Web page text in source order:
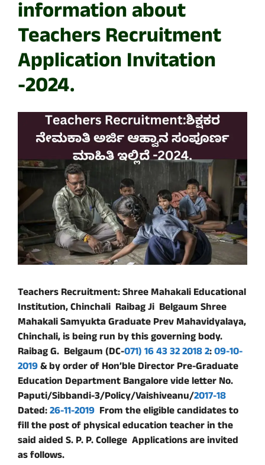
information about
Teachers Recruitment
Application Invitation
-2024.
Teachers Recruitment: Shree Mahakali Educational
Institution, Chinchali Raibag Ji Belgaum Shree
Mahakali Samyukta Graduate Prev Mahavidyalaya,
Chinchali, is being run by this governing body.
Raibag G. Belgaum (DC-071) 16 43 32 2018 2:09-10-
2019& by order of Hon’ble Director Pre-Graduate
Education Department Bangalore vide letter No.
Paputi/Sibbandi-3/Policy/Vaishiveanu/2017-18
Dated:26-11-2019 From the eligible candidates to
fill the post of physical education teacher in the
said aided S. P. P. College Applications are invited
as follows.